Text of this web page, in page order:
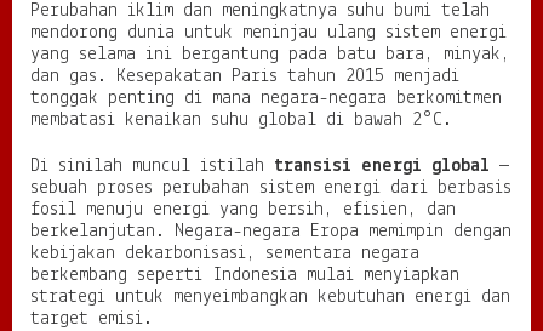
d
i
r
i
a
n
Perubahan iklim dan meningkatnya suhu bumi telah
mendorong dunia untuk meninjau ulang sistem energi
yang selama ini bergantung pada batu bara, minyak,
dan gas. Kesepakatan Paris tahun 2015 menjadi
tonggak penting di mana negara-negara berkomitmen
membatasi kenaikan suhu global di bawah 2°C.
Di sinilah muncul istilah transisi energi global —
sebuah proses perubahan sistem energi dari berbasis
fosil menuju energi yang bersih, efisien, dan
berkelanjutan. Negara-negara Eropa memimpin dengan
kebijakan dekarbonisasi, sementara negara
berkembang seperti Indonesia mulai menyiapkan
strategi untuk menyeimbangkan kebutuhan energi dan
target emisi.